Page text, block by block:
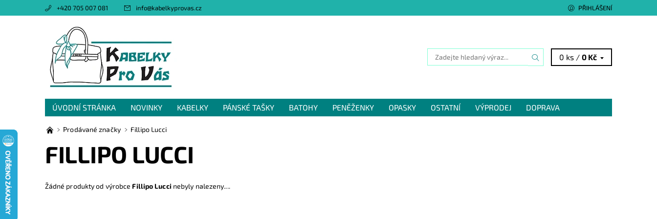
+420 705 007 081 info@kabelkyprovas.cz PŘIHLÁŠENÍ
0 ks /0 Kč
ÚVODNÍ STRÁNKA NOVINKY KABELKY PÁNSKÉ TAŠKY BATOHY PENĚŽENKY OPASKY OSTATNÍ VÝPRODEJ
DOPRAVA
OBCHODNÍ PODMÍNKY
GDPR
Prodávané značky Fillipo Lucci
FILLIPO LUCCI
Žádné produkty od výrobce Fillipo Lucci nebyly nalezeny....